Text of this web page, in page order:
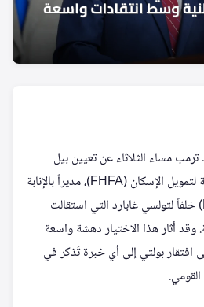
ترمب مساء الثلاثاء عن تعيين بيل
بولتي، مدير الوكالة الفيدرالية لتمويل الإسكان (FHFA)، مديراً بالإنابة
للاستخبارات الوطنية (DNI) خلفاً لتولسي غابارد التي استقالت
وقد أثار هذا الاختيار دهشة واسعة
افتقار بولتي إلى أي خبرة تُذكر في